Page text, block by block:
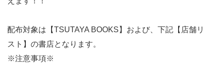
配布対象は【TSUTAYA BOOKS】および、下記【店舗リ
スト】の書店となります。
※注意事項※